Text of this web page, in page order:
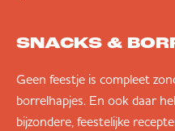
SNACKS &
Geen feestje is compleet
borrelhapjes. En ook daar
bijzondere, feestelijke